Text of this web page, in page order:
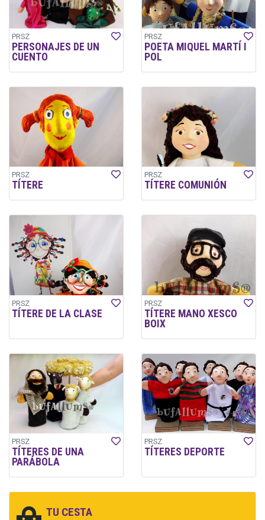
TU CESTA
PRSZ
PERSONAJES DE UN
CUENTO
PRSZ
POETA MIQUEL MARTÍ I
POL
PRSZ
TÍTERE
PRSZ
TÍTERE COMUNIÓN
PRSZ
TÍTERE DE LA CLASE
PRSZ
TÍTERE MANO XESCO
BOIX
PRSZ
TÍTERES DE UNA
PARÁBOLA
PRSZ
TÍTERES DEPORTE